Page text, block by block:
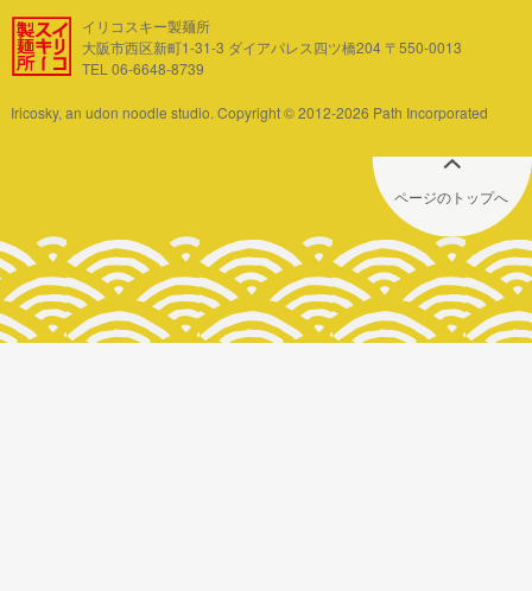
イリコスキー製麺所
大阪市西区新町1-31-3 ダイアパレス四ツ橋204 〒550-0013
TEL 06-6648-8739
Iricosky, an udon noodle studio. Copyright © 2012-2026 Path Incorporated
ページのトップへ